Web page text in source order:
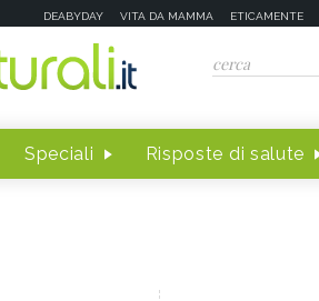
DEABYDAY VITA DA MAMMA ETICAMENTE
Speciali Risposte di salute